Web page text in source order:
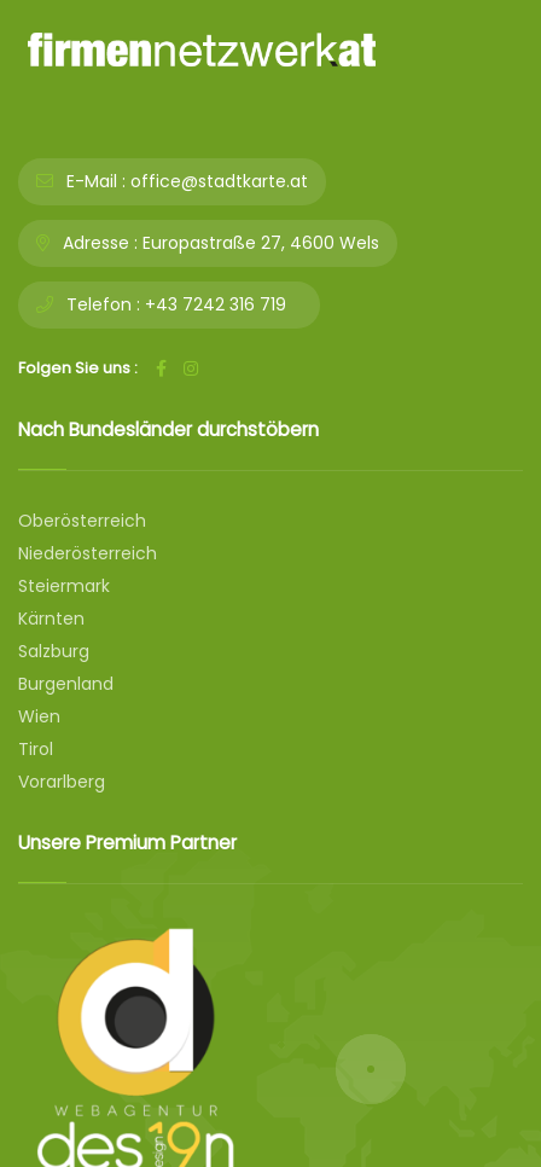
E-Mail : office@stadtkarte.at
Adresse : Europastraße 27, 4600 Wels
Telefon : +43 7242 316 719
Folgen Sie uns :
Nach Bundesländer durchstöbern
Oberösterreich
Niederösterreich
Steiermark
Kärnten
Salzburg
Burgenland
Wien
Tirol
Vorarlberg
Unsere Premium Partner